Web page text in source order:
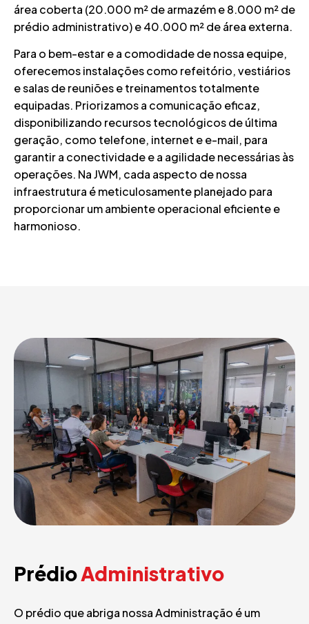
área coberta (20.000 m² de armazém e 8.000 m² de
prédio administrativo) e 40.000 m² de área externa.
Para o bem-estar e a comodidade de nossa equipe,
oferecemos instalações como refeitório, vestiários
e salas de reuniões e treinamentos totalmente
equipadas. Priorizamos a comunicação eficaz,
disponibilizando recursos tecnológicos de última
geração, como telefone, internet e e-mail, para
garantir a conectividade e a agilidade necessárias às
operações. Na JWM, cada aspecto de nossa
infraestrutura é meticulosamente planejado para
proporcionar um ambiente operacional eficiente e
harmonioso.
PrédioAdministrativo
O prédio que abriga nossa Administração é um